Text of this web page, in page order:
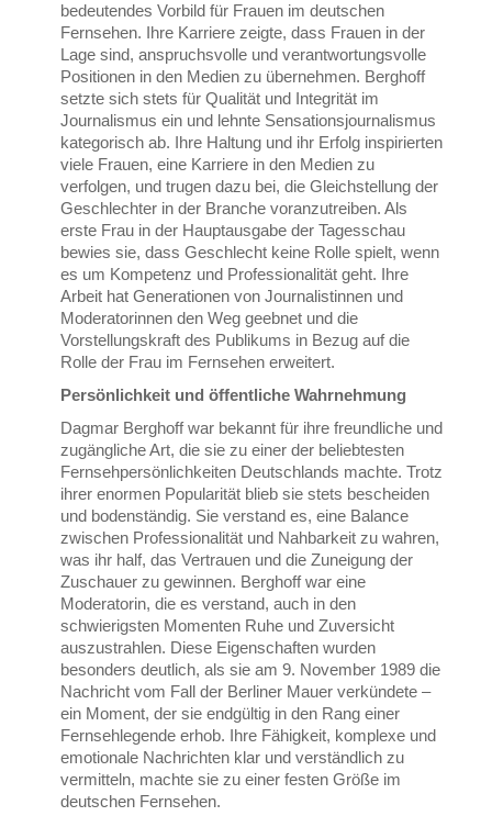
bedeutendes Vorbild für Frauen im deutschen
Fernsehen. Ihre Karriere zeigte, dass Frauen in der
Lage sind, anspruchsvolle und verantwortungsvolle
Positionen in den Medien zu übernehmen. Berghoff
setzte sich stets für Qualität und Integrität im
Journalismus ein und lehnte Sensationsjournalismus
kategorisch ab. Ihre Haltung und ihr Erfolg inspirierten
viele Frauen, eine Karriere in den Medien zu
verfolgen, und trugen dazu bei, die Gleichstellung der
Geschlechter in der Branche voranzutreiben. Als
erste Frau in der Hauptausgabe der Tagesschau
bewies sie, dass Geschlecht keine Rolle spielt, wenn
es um Kompetenz und Professionalität geht. Ihre
Arbeit hat Generationen von Journalistinnen und
Moderatorinnen den Weg geebnet und die
Vorstellungskraft des Publikums in Bezug auf die
Rolle der Frau im Fernsehen erweitert.
Persönlichkeit und öffentliche Wahrnehmung
Dagmar Berghoff war bekannt für ihre freundliche und
zugängliche Art, die sie zu einer der beliebtesten
Fernsehpersönlichkeiten Deutschlands machte. Trotz
ihrer enormen Popularität blieb sie stets bescheiden
und bodenständig. Sie verstand es, eine Balance
zwischen Professionalität und Nahbarkeit zu wahren,
was ihr half, das Vertrauen und die Zuneigung der
Zuschauer zu gewinnen. Berghoff war eine
Moderatorin, die es verstand, auch in den
schwierigsten Momenten Ruhe und Zuversicht
auszustrahlen. Diese Eigenschaften wurden
besonders deutlich, als sie am 9. November 1989 die
Nachricht vom Fall der Berliner Mauer verkündete –
ein Moment, der sie endgültig in den Rang einer
Fernsehlegende erhob. Ihre Fähigkeit, komplexe und
emotionale Nachrichten klar und verständlich zu
vermitteln, machte sie zu einer festen Größe im
deutschen Fernsehen.